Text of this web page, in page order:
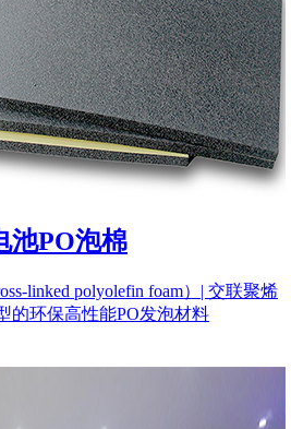
池PO泡棉
linked polyolefin foam）| 交联聚烯
的环保高性能PO发泡材料